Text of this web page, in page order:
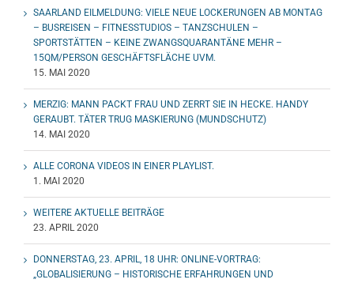
SAARLAND EILMELDUNG: VIELE NEUE LOCKERUNGEN AB MONTAG
– BUSREISEN – FITNESSTUDIOS – TANZSCHULEN –
SPORTSTÄTTEN – KEINE ZWANGSQUARANTÄNE MEHR –
15QM/PERSON GESCHÄFTSFLÄCHE UVM.
15. MAI 2020
MERZIG: MANN PACKT FRAU UND ZERRT SIE IN HECKE. HANDY
GERAUBT. TÄTER TRUG MASKIERUNG (MUNDSCHUTZ)
14. MAI 2020
ALLE CORONA VIDEOS IN EINER PLAYLIST.
1. MAI 2020
WEITERE AKTUELLE BEITRÄGE
23. APRIL 2020
DONNERSTAG, 23. APRIL, 18 UHR: ONLINE-VORTRAG:
„GLOBALISIERUNG – HISTORISCHE ERFAHRUNGEN UND